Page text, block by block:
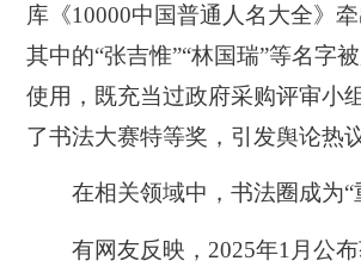
库《10000中国普通人名大全》牵
其中的“张吉惟”“林国瑞”等名字
使用，既充当过政府采购评审小
了书法大赛特等奖，引发舆论热议
在相关领域中，书法圈成为“
有网友反映，2025年1月公布